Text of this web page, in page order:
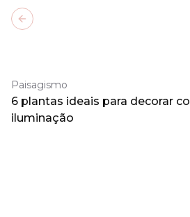
Paisagismo
6 plantas ideais para decorar
iluminação
Previous slide